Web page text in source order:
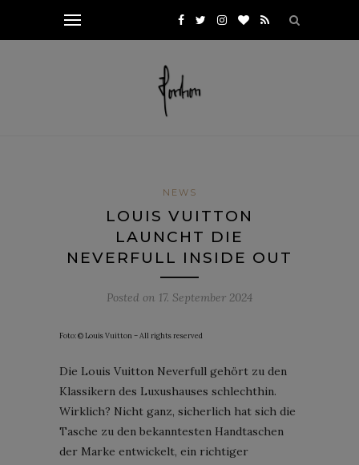
NEWS
LOUIS VUITTON
LAUNCHT DIE
NEVERFULL INSIDE OUT
Posted on 17. September 2024
Foto: © Louis Vuitton – All rights reserved
Die Louis Vuitton Neverfull gehört zu den
Klassikern des Luxushauses schlechthin.
Wirklich? Nicht ganz, sicherlich hat sich die
Tasche zu den bekanntesten Handtaschen
der Marke entwickelt, ein richtiger